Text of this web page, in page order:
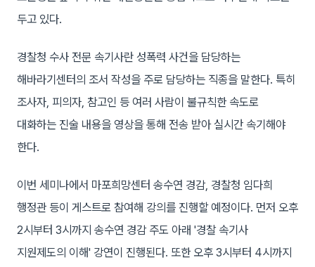
두고 있다.
경찰청 수사 전문 속기사란 성폭력 사건을 담당하는
해바라기센터의 조서 작성을 주로 담당하는 직종을 말한다. 특히
조사자, 피의자, 참고인 등 여러 사람이 불규칙한 속도로
대화하는 진술 내용을 영상을 통해 전송 받아 실시간 속기해야
한다.
이번 세미나에서 마포희망센터 송수연 경감, 경찰청 임다희
행정관 등이 게스트로 참여해 강의를 진행할 예정이다. 먼저 오후
2시부터 3시까지 송수연 경감 주도 아래 '경찰 속기사
지원제도의 이해' 강연이 진행된다. 또한 오후 3시부터 4시까지